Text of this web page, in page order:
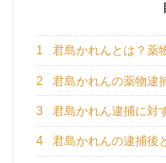
1 君島かれんとは？薬
2 君島かれんの薬物逮
3 君島かれん逮捕に対
4 君島かれんの逮捕後